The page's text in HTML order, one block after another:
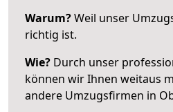
Warum?Weil unser
richtig ist.
Wie? Durch unser
können wir Ihnen weitaus
andere Umzugsfirmen in